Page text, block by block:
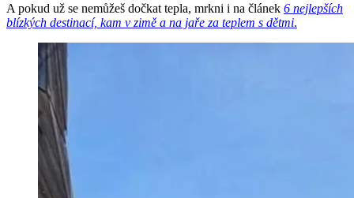
A pokud už se nemůžeš dočkat tepla, mrkni i na článek 6 nejlepších
blízkých destinací, kam v zimě a na jaře za teplem s dětmi.